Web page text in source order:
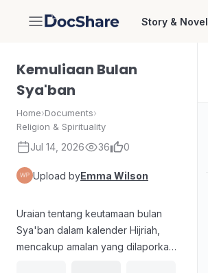
DocShare Story & Novel
Kemuliaan Bulan
Sya'ban
Home›Documents›
Religion & Spirituality
Jul 14, 2026 36 0
Upload byEmma Wilson
Uraian tentang keutamaan bulan
Sya'ban dalam kalender Hijriah,
mencakup amalan yang dilaporkan